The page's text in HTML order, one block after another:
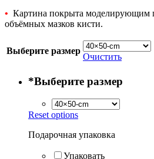
• Картина покрыта моделирующим
объёмных мазков кисти.
Выберите размер
Очистить
*Выберите размер
Reset options
Подарочная упаковка
Упаковать